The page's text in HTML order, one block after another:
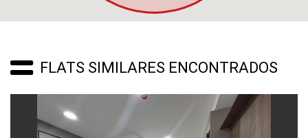
FLATS SIMILARES ENCONTRADOS